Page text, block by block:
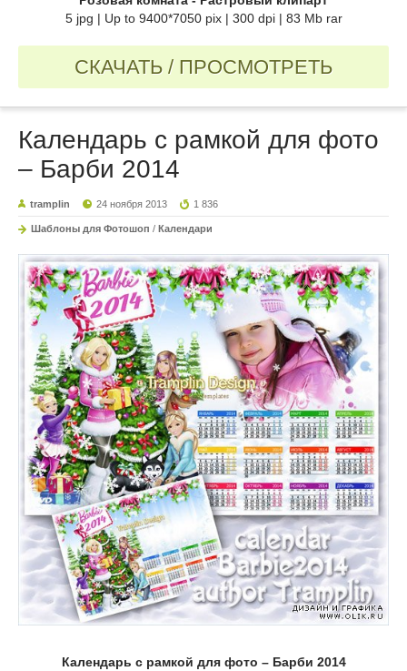
5 jpg | Up to 9400*7050 pix | 300 dpi | 83 Mb rar
СКАЧАТЬ / ПРОСМОТРЕТЬ
Календарь с рамкой для фото
– Барби 2014
tramplin 24 ноября 2013 1 836
Шаблоны для Фотошоп / Календари
Календарь с рамкой для фото – Барби 2014